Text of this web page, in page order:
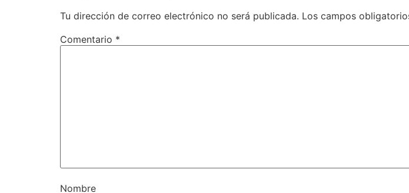
Tu dirección de correo electrónico no será publicada. Los campos
Comentario *
Nombre